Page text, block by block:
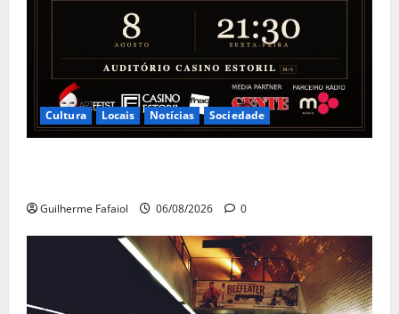
Cultura Locais Notícias Sociedade
Guilherme Fafaiol 06/08/2026 0